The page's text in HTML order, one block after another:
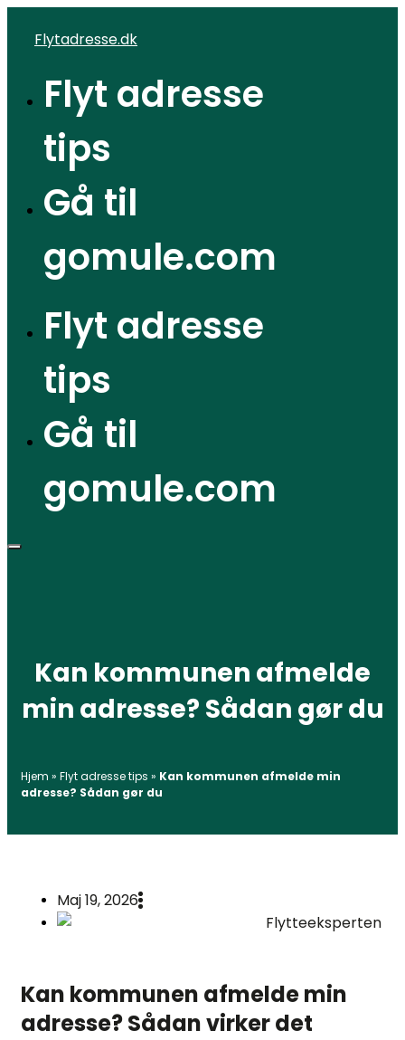
Flytadresse.dk
Flyt adresse
tips
Gå til
gomule.com
Flyt adresse
tips
Gå til
gomule.com
Kan kommunen afmelde
min adresse? Sådan gør du
Hjem » Flyt adresse tips » Kan kommunen afmelde min
adresse? Sådan gør du
Maj 19, 2026
Flytteeksperten
Kan kommunen afmelde min
adresse? Sådan virker det